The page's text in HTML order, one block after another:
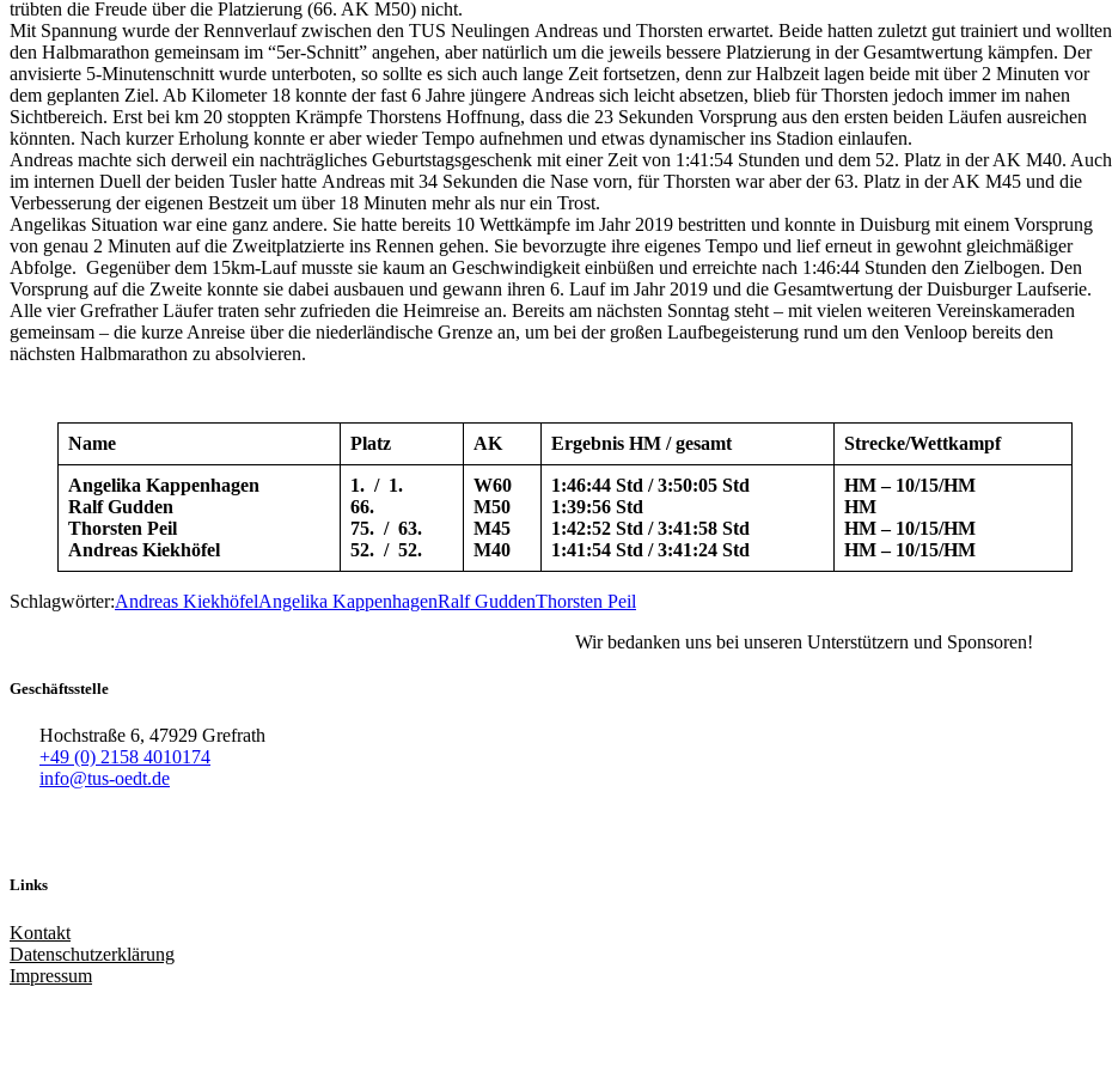
trübten die Freude über die Platzierung (66. AK M50) nicht.
Mit Spannung wurde der Rennverlauf zwischen den TUS Neulingen Andreas und Thorsten erwartet. Beide hatten zuletzt gut trainiert und wollten
den Halbmarathon gemeinsam im “5er-Schnitt” angehen, aber natürlich um die jeweils bessere Platzierung in der Gesamtwertung kämpfen. Der
anvisierte 5-Minutenschnitt wurde unterboten, so sollte es sich auch lange Zeit fortsetzen, denn zur Halbzeit lagen beide mit über 2 Minuten vor
dem geplanten Ziel. Ab Kilometer 18 konnte der fast 6 Jahre jüngere Andreas sich leicht absetzen, blieb für Thorsten jedoch immer im nahen
Sichtbereich. Erst bei km 20 stoppten Krämpfe Thorstens Hoffnung, dass die 23 Sekunden Vorsprung aus den ersten beiden Läufen ausreichen
könnten. Nach kurzer Erholung konnte er aber wieder Tempo aufnehmen und etwas dynamischer ins Stadion einlaufen.
Andreas machte sich derweil ein nachträgliches Geburtstagsgeschenk mit einer Zeit von 1:41:54 Stunden und dem 52. Platz in der AK M40. Auch
im internen Duell der beiden Tusler hatte Andreas mit 34 Sekunden die Nase vorn, für Thorsten war aber der 63. Platz in der AK M45 und die
Verbesserung der eigenen Bestzeit um über 18 Minuten mehr als nur ein Trost.
Angelikas Situation war eine ganz andere. Sie hatte bereits 10 Wettkämpfe im Jahr 2019 bestritten und konnte in Duisburg mit einem Vorsprung
von genau 2 Minuten auf die Zweitplatzierte ins Rennen gehen. Sie bevorzugte ihre eigenes Tempo und lief erneut in gewohnt gleichmäßiger
Abfolge. Gegenüber dem 15km-Lauf musste sie kaum an Geschwindigkeit einbüßen und erreichte nach 1:46:44 Stunden den Zielbogen. Den
Vorsprung auf die Zweite konnte sie dabei ausbauen und gewann ihren 6. Lauf im Jahr 2019 und die Gesamtwertung der Duisburger Laufserie.
Alle vier Grefrather Läufer traten sehr zufrieden die Heimreise an. Bereits am nächsten Sonntag steht – mit vielen weiteren Vereinskameraden
gemeinsam – die kurze Anreise über die niederländische Grenze an, um bei der großen Laufbegeisterung rund um den Venloop bereits den
nächsten Halbmarathon zu absolvieren.
Name Platz AK Ergebnis HM / gesamt Strecke/Wettkampf
Angelika Kappenhagen
Ralf Gudden
Thorsten Peil
Andreas Kiekhöfel
1. / 1.
66.
75. / 63.
52. / 52.
W60
M50
M45
M40
1:46:44 Std / 3:50:05 Std
1:39:56 Std
1:42:52 Std / 3:41:58 Std
1:41:54 Std / 3:41:24 Std
HM – 10/15/HM
HM
HM – 10/15/HM
HM – 10/15/HM
Schlagwörter:Andreas KiekhöfelAngelika KappenhagenRalf GuddenThorsten Peil
Wir bedanken uns bei unseren Unterstützern und Sponsoren!
Geschäftsstelle
Hochstraße 6, 47929 Grefrath
+49 (0) 2158 4010174
info@tus-oedt.de
Links
Kontakt
Datenschutzerklärung
Impressum